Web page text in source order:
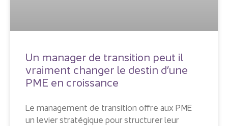
Un manager de transition peut il
vraiment changer le destin d’une
PME en croissance
Le management de transition offre aux PME
un levier stratégique pour structurer leur